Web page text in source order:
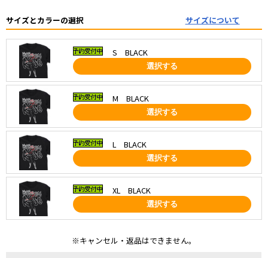
サイズとカラーの選択 サイズについて
S BLACK
選択する
M BLACK
選択する
L BLACK
選択する
XL BLACK
選択する
※キャンセル・返品はできません。